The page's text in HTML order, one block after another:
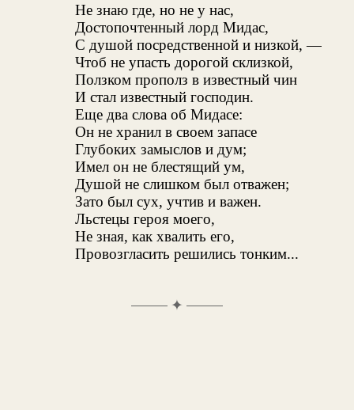
Не знаю где, но не у нас,
Достопочтенный лорд Мидас,
С душой посредственной и низкой, —
Чтоб не упасть дорогой склизкой,
Ползком прополз в известный чин
И стал известный господин.
Еще два слова об Мидасе:
Он не хранил в своем запасе
Глубоких замыслов и дум;
Имел он не блестящий ум,
Душой не слишком был отважен;
Зато был сух, учтив и важен.
Льстецы героя моего,
Не зная, как хвалить его,
Провозгласить решились тонким...
✦